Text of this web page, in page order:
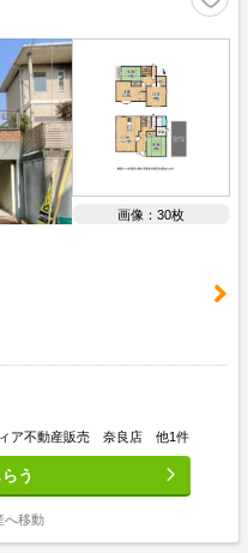
画像：30枚
ィア不動産販売 奈良店 他1件
う
へ移動